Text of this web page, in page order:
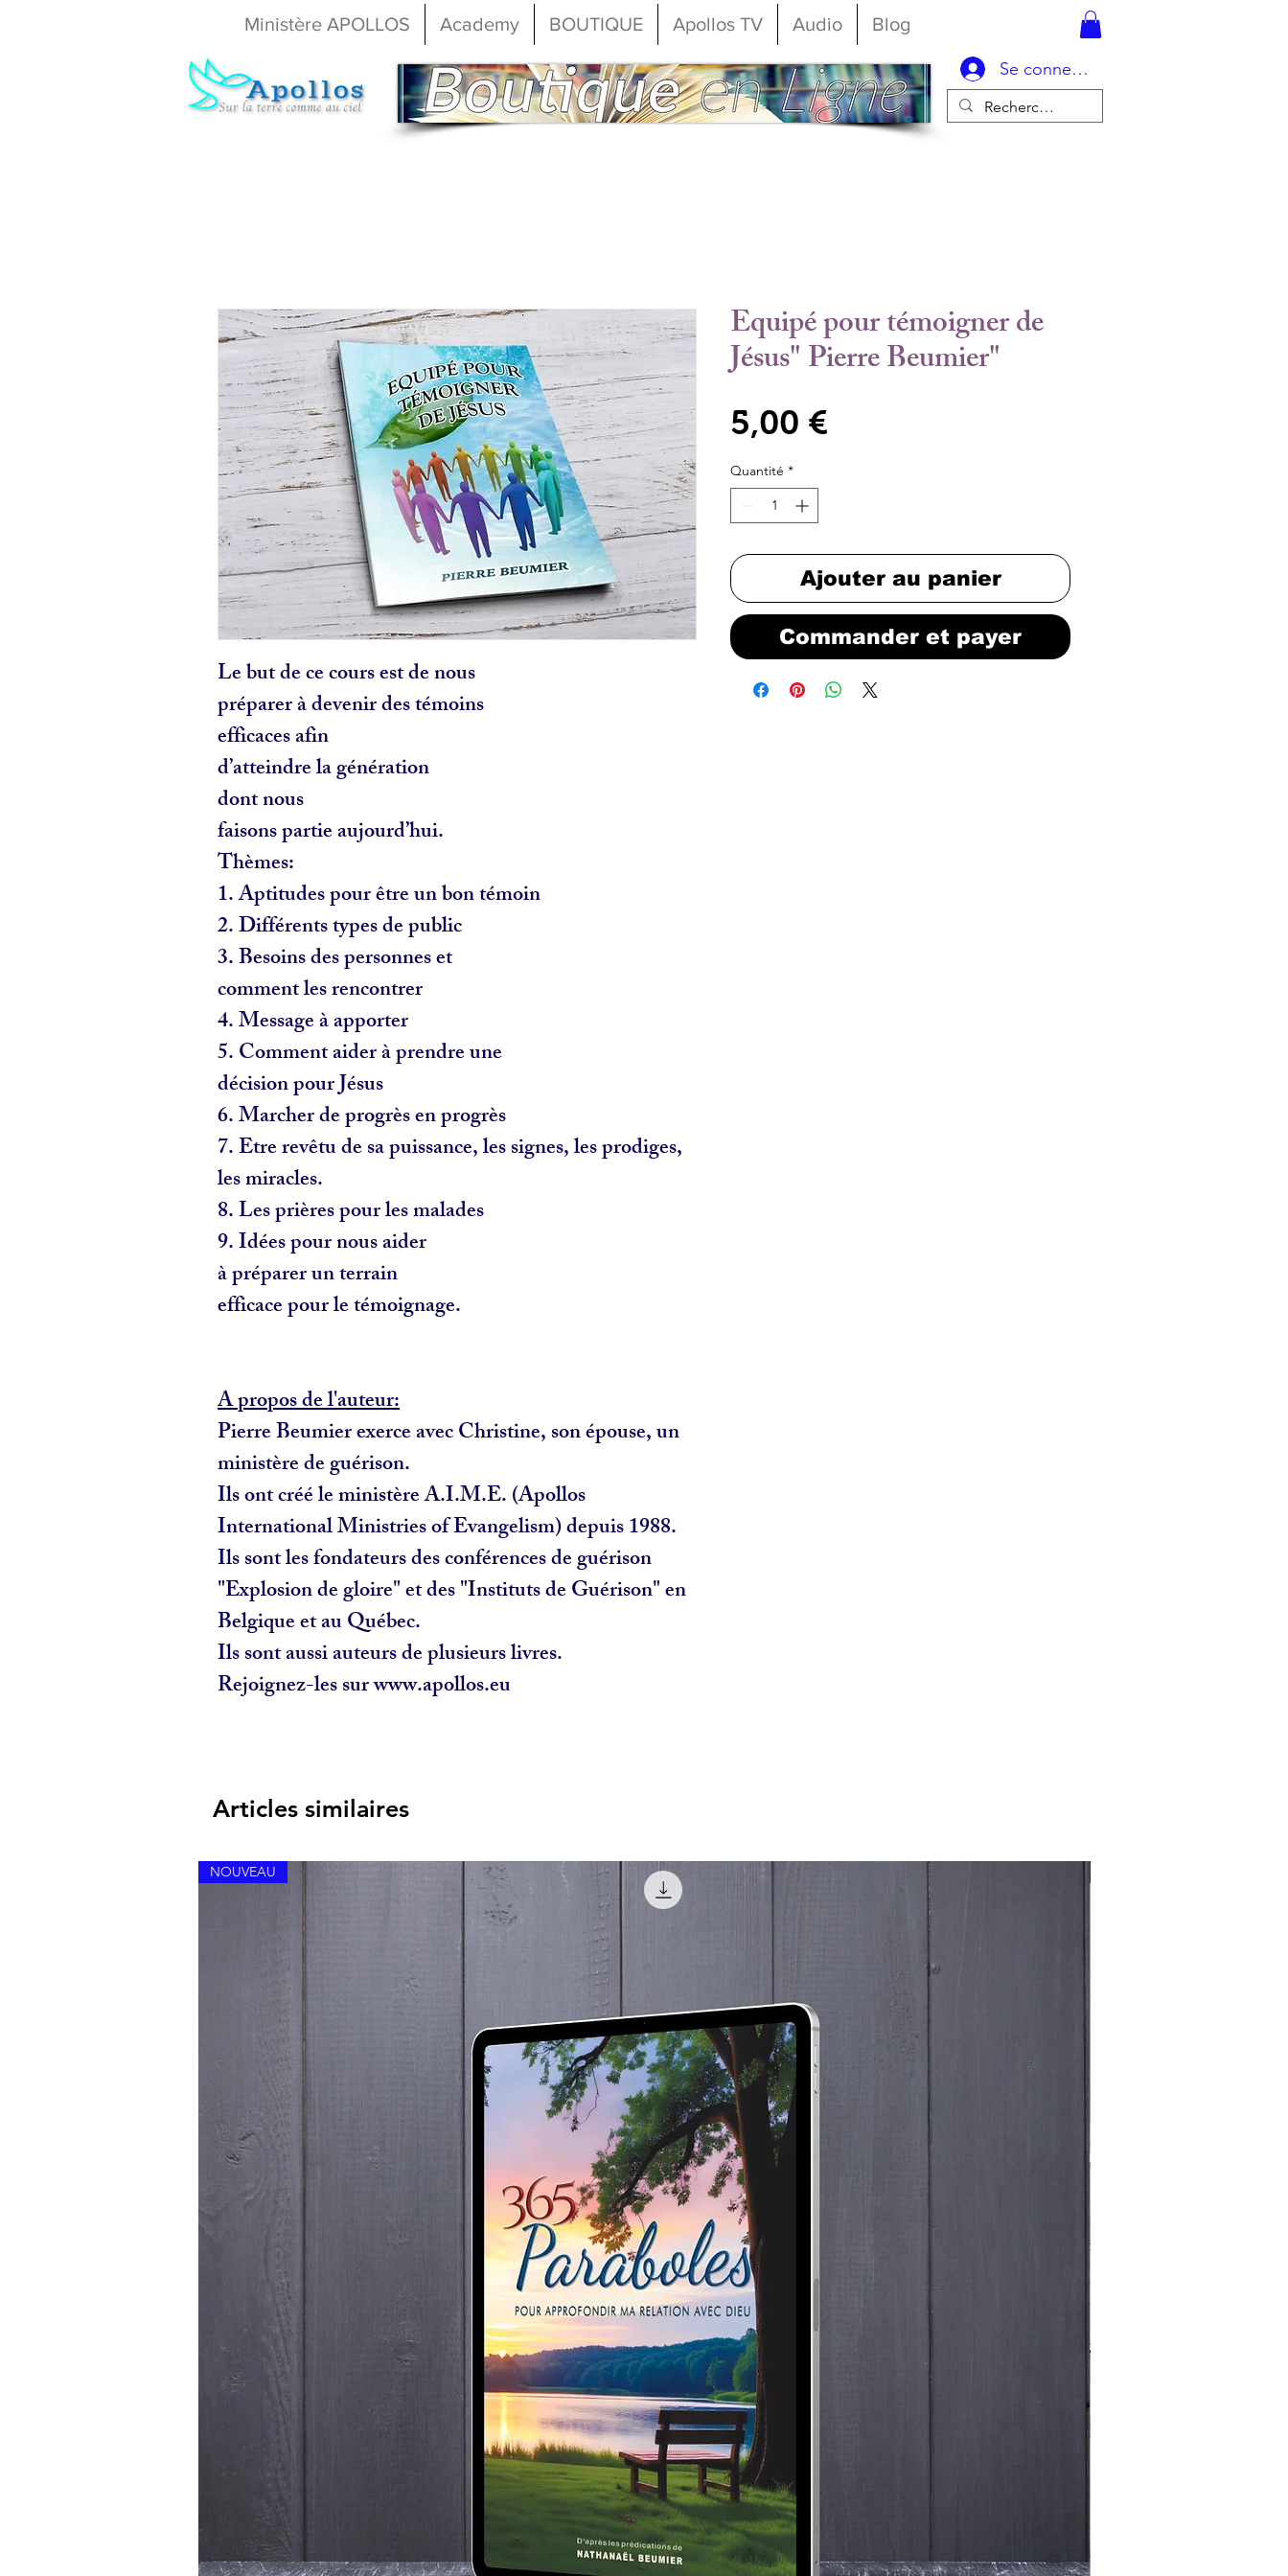
Ministère APOLLOS Academy BOUTIQUE Apollos TV Audio Blog
Se connecter
Le but de ce cours est de nous
préparer à devenir des témoins
efficaces afin
d’atteindre la génération
dont nous
faisons partie aujourd’hui.
Thèmes:
1. Aptitudes pour être un bon témoin
2. Différents types de public
3. Besoins des personnes et
comment les rencontrer
4. Message à apporter
5. Comment aider à prendre une
décision pour Jésus
6. Marcher de progrès en progrès
7. Etre revêtu de sa puissance, les signes, les prodiges,
les miracles.
8. Les prières pour les malades
9. Idées pour nous aider
à préparer un terrain
efficace pour le témoignage.
A propos de l'auteur:
Pierre Beumier exerce avec Christine, son épouse, un
ministère de guérison.
Ils ont créé le ministère A.I.M.E. (Apollos
International Ministries of Evangelism) depuis 1988.
Ils sont les fondateurs des conférences de guérison
"Explosion de gloire" et des "Instituts de Guérison" en
Belgique et au Québec.
Ils sont aussi auteurs de plusieurs livres.
Rejoignez-les sur www.apollos.eu
Equipé pour témoigner de
Jésus" Pierre Beumier"
5,00 €
Quantité *
Ajouter au panier
Commander et payer
Articles similaires
NOUVEAU